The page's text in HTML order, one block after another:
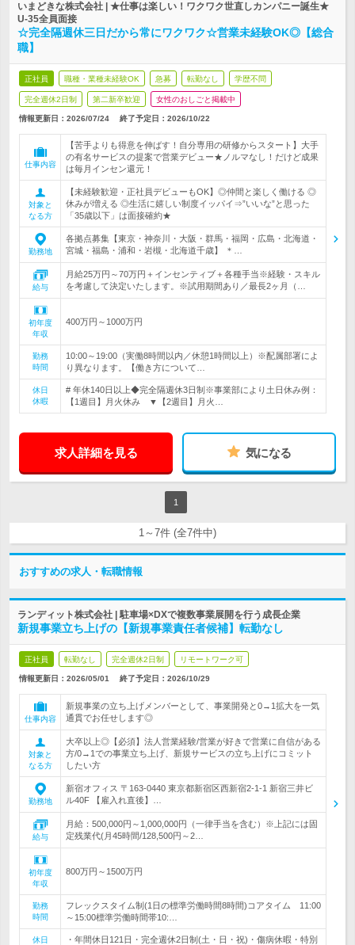
いまどきな株式会社 | ★仕事は楽しい！ワクワク世直しカンパニー誕生★
U-35全員面接
☆完全隔週休三日だから常にワクワク☆営業未経験OK◎【総合
職】
正社員 職種・業種未経験OK 急募 転勤なし 学歴不問
完全週休2日制 第二新卒歓迎 女性のおしごと掲載中
情報更新日：2026/07/24 終了予定日： 2026/10/22
仕事内容
【苦手よりも得意を伸ばす！自分専用の研修からスタート】大手
の有名サービスの提案で営業デビュー★ノルマなし！だけど成果
は毎月インセン還元！
対象と
なる方
【未経験歓迎・正社員デビューもOK】◎仲間と楽しく働ける ◎
休みが増える ◎生活に嬉しい制度イッパイ⇒”いいな”と思った
「35歳以下」は面接確約★
勤務地
各拠点募集【東京・神奈川・大阪・群馬・福岡・広島・北海道・
宮城・福島・浦和・岩槻・北海道千歳】 ＊…
給与
月給25万円～70万円＋インセンティブ＋各種手当※経験・スキル
を考慮して決定いたします。※試用期間あり／最長2ヶ月（…
初年度
年収
400万円～1000万円
勤務
時間
10:00～19:00（実働8時間以内／休憩1時間以上）※配属部署によ
り異なります。【働き方について…
休日
休暇
# 年休140日以上◆完全隔週休3日制※事業部により土日休み例：
【1週目】月火休み ▼【2週目】月火…
求人詳細を見る 気になる
1
1～7件 (全7件中)
おすすめの求人・転職情報
ランディット株式会社 | 駐車場×DXで複数事業展開を行う成長企業
新規事業立ち上げの【新規事業責任者候補】転勤なし
正社員 転勤なし 完全週休2日制 リモートワーク可
情報更新日：2026/05/01 終了予定日： 2026/10/29
仕事内容
新規事業の立ち上げメンバーとして、事業開発と0→1拡大を一気
通貫でお任せします◎
対象と
なる方
大卒以上◎【必須】法人営業経験/営業が好きで営業に自信がある
方/0→1での事業立ち上げ、新規サービスの立ち上げにコミット
したい方
勤務地
新宿オフィス 〒163-0440 東京都新宿区西新宿2-1-1 新宿三井ビ
ル40F 【雇入れ直後】…
給与
月給：500,000円～1,000,000円（一律手当を含む）※上記には固
定残業代(月45時間/128,500円～2…
初年度
年収
800万円～1500万円
勤務
時間
フレックスタイム制(1日の標準労働時間8時間)コアタイム 11:00
～15:00標準労働時間帯10:…
休日
・年間休日121日・完全週休2日制(土・日・祝)・傷病休暇・特別